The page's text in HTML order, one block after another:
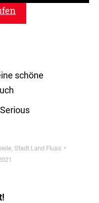
schöne
, Stadt Land Fluss